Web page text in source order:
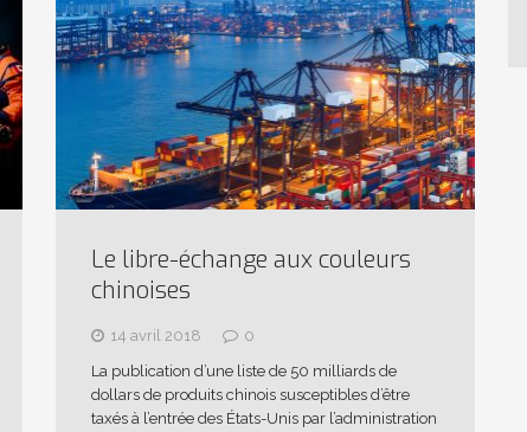
Le libre-échange aux couleurs
chinoises
14 avril 2018
0
La publication d’une liste de 50 milliards de
dollars de produits chinois susceptibles d’être
taxés à l’entrée des États-Unis par l’administration